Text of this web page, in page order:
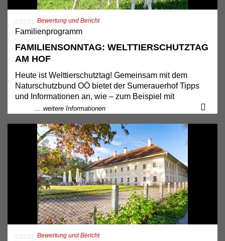
Bewertung und Bericht
Familienprogramm
FAMILIENSONNTAG: WELT­TIER­SCHUTZ­TAG
AM HOF
Heute ist Welttierschutztag! Gemeinsam mit dem
Naturschutzbund OÖ bietet der Sumerauerhof Tipps
und Informationen an, wie – zum Beispiel mit
selbstgebauten Nistkästen – der Tierwelt geholfen
10:00–15:00 Aktivstation
11:00 Greifvögel-Auswilderung
Wanderausstellung
Freier Eintritt mit der OÖ Familienkarte
... weitere Informationen
Bewertung und Bericht